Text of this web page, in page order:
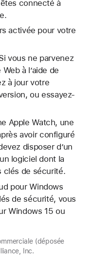
connecté à
activée pour votre
vous ne parvenez
à l’aide de
à jour votre
ou essayez-
Apple Watch, une
avoir configuré
disposer d’un
logiciel dont la
clés de sécurité.
pour Windows
de sécurité, vous
Windows 15 ou
(déposée
Inc.